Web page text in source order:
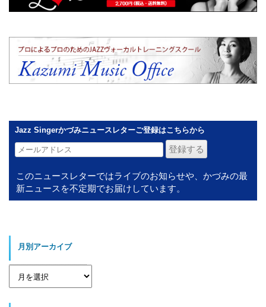
Jazz Singerかづみニュースレターご登録はこちらから
このニュースレターではライブのお知らせや、かづみの最
新ニュースを不定期でお届けしています。
月別アーカイブ
月
カ